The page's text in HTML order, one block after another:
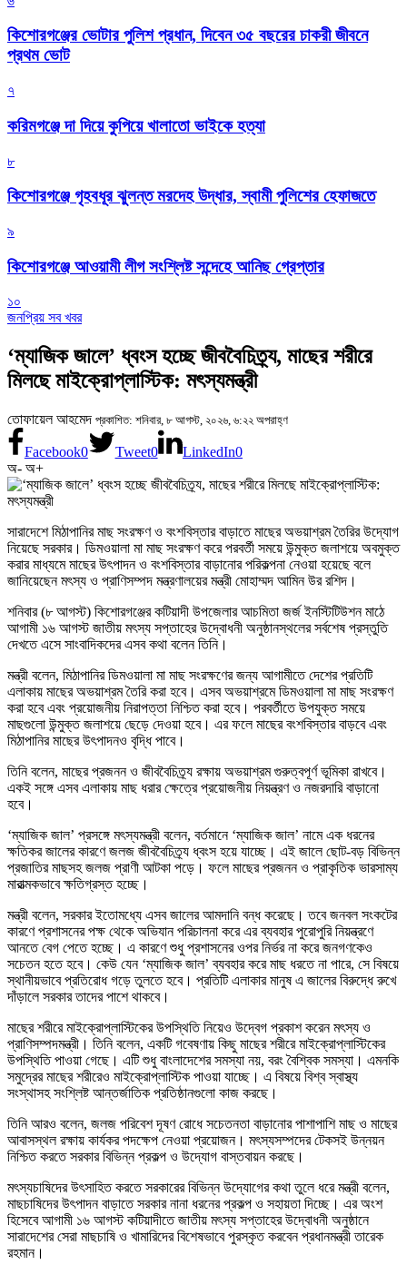
কিশোরগঞ্জের ভোটার পুলিশ প্রধান, দিবেন ৩৫ বছরের চাকরী জীবনে
প্রথম ভোট
৭
করিমগঞ্জে দা দিয়ে কুপিয়ে খালাতো ভাইকে হত্যা
৮
কিশোরগঞ্জে গৃহবধূর ঝুলন্ত মরদেহ উদ্ধার, স্বামী পুলিশের হেফাজতে
৯
কিশোরগঞ্জে আওয়ামী লীগ সংশ্লিষ্ট সন্দেহে আনিছ গ্রেপ্তার
১০
জনপ্রিয় সব খবর
‘ম্যাজিক জালে’ ধ্বংস হচ্ছে জীববৈচিত্র্য, মাছের শরীরে
মিলছে মাইক্রোপ্লাস্টিক: মৎস্যমন্ত্রী
তোফায়েল আহমেদ প্রকাশিত: শনিবার, ৮ আগস্ট, ২০২৬, ৬:২২ অপরাহ্ণ
Facebook0 Tweet0 LinkedIn0
অ- অ+
সারাদেশে মিঠাপানির মাছ সংরক্ষণ ও বংশবিস্তার বাড়াতে মাছের অভয়াশ্রম তৈরির উদ্যোগ
নিয়েছে সরকার। ডিমওয়ালা মা মাছ সংরক্ষণ করে পরবর্তী সময়ে উন্মুক্ত জলাশয়ে অবমুক্ত
করার মাধ্যমে মাছের উৎপাদন ও বংশবিস্তার বাড়ানোর পরিকল্পনা নেওয়া হয়েছে বলে
জানিয়েছেন মৎস্য ও প্রাণিসম্পদ মন্ত্রণালয়ের মন্ত্রী মোহাম্মদ আমিন উর রশিদ।
শনিবার (৮ আগস্ট) কিশোরগঞ্জের কটিয়াদী উপজেলার আচমিতা জর্জ ইনস্টিটিউশন মাঠে
আগামী ১৬ আগস্ট জাতীয় মৎস্য সপ্তাহের উদ্বোধনী অনুষ্ঠানস্থলের সর্বশেষ প্রস্তুতি
দেখতে এসে সাংবাদিকদের এসব কথা বলেন তিনি।
মন্ত্রী বলেন, মিঠাপানির ডিমওয়ালা মা মাছ সংরক্ষণের জন্য আগামীতে দেশের প্রতিটি
এলাকায় মাছের অভয়াশ্রম তৈরি করা হবে। এসব অভয়াশ্রমে ডিমওয়ালা মা মাছ সংরক্ষণ
করা হবে এবং প্রয়োজনীয় নিরাপত্তা নিশ্চিত করা হবে। পরবর্তীতে উপযুক্ত সময়ে
মাছগুলো উন্মুক্ত জলাশয়ে ছেড়ে দেওয়া হবে। এর ফলে মাছের বংশবিস্তার বাড়বে এবং
মিঠাপানির মাছের উৎপাদনও বৃদ্ধি পাবে।
তিনি বলেন, মাছের প্রজনন ও জীববৈচিত্র্য রক্ষায় অভয়াশ্রম গুরুত্বপূর্ণ ভূমিকা রাখবে।
একই সঙ্গে এসব এলাকায় মাছ ধরার ক্ষেত্রে প্রয়োজনীয় নিয়ন্ত্রণ ও নজরদারি বাড়ানো
হবে।
‘ম্যাজিক জাল’ প্রসঙ্গে মৎস্যমন্ত্রী বলেন, বর্তমানে ‘ম্যাজিক জাল’ নামে এক ধরনের
ক্ষতিকর জালের কারণে জলজ জীববৈচিত্র্য ধ্বংস হয়ে যাচ্ছে। এই জালে ছোট-বড় বিভিন্ন
প্রজাতির মাছসহ জলজ প্রাণী আটকা পড়ে। ফলে মাছের প্রজনন ও প্রাকৃতিক ভারসাম্য
মারাত্মকভাবে ক্ষতিগ্রস্ত হচ্ছে।
মন্ত্রী বলেন, সরকার ইতোমধ্যে এসব জালের আমদানি বন্ধ করেছে। তবে জনবল সংকটের
কারণে প্রশাসনের পক্ষ থেকে অভিযান পরিচালনা করে এর ব্যবহার পুরোপুরি নিয়ন্ত্রণে
আনতে বেগ পেতে হচ্ছে। এ কারণে শুধু প্রশাসনের ওপর নির্ভর না করে জনগণকেও
সচেতন হতে হবে। কেউ যেন ‘ম্যাজিক জাল’ ব্যবহার করে মাছ ধরতে না পারে, সে বিষয়ে
স্থানীয়ভাবে প্রতিরোধ গড়ে তুলতে হবে। প্রতিটি এলাকার মানুষ এ জালের বিরুদ্ধে রুখে
দাঁড়ালে সরকার তাদের পাশে থাকবে।
মাছের শরীরে মাইক্রোপ্লাস্টিকের উপস্থিতি নিয়েও উদ্বেগ প্রকাশ করেন মৎস্য ও
প্রাণিসম্পদমন্ত্রী। তিনি বলেন, একটি গবেষণায় কিছু মাছের শরীরে মাইক্রোপ্লাস্টিকের
উপস্থিতি পাওয়া গেছে। এটি শুধু বাংলাদেশের সমস্যা নয়, বরং বৈশ্বিক সমস্যা। এমনকি
সমুদ্রের মাছের শরীরেও মাইক্রোপ্লাস্টিক পাওয়া যাচ্ছে। এ বিষয়ে বিশ্ব স্বাস্থ্য
সংস্থাসহ সংশ্লিষ্ট আন্তর্জাতিক প্রতিষ্ঠানগুলো কাজ করছে।
তিনি আরও বলেন, জলজ পরিবেশ দূষণ রোধে সচেতনতা বাড়ানোর পাশাপাশি মাছ ও মাছের
আবাসস্থল রক্ষায় কার্যকর পদক্ষেপ নেওয়া প্রয়োজন। মৎস্যসম্পদের টেকসই উন্নয়ন
নিশ্চিত করতে সরকার বিভিন্ন প্রকল্প ও উদ্যোগ বাস্তবায়ন করছে।
মৎস্যচাষিদের উৎসাহিত করতে সরকারের বিভিন্ন উদ্যোগের কথা তুলে ধরে মন্ত্রী বলেন,
মাছচাষিদের উৎপাদন বাড়াতে সরকার নানা ধরনের প্রকল্প ও সহায়তা দিচ্ছে। এর অংশ
হিসেবে আগামী ১৬ আগস্ট কটিয়াদীতে জাতীয় মৎস্য সপ্তাহের উদ্বোধনী অনুষ্ঠানে
সারাদেশের সেরা মাছচাষি ও খামারিদের বিশেষভাবে পুরস্কৃত করবেন প্রধানমন্ত্রী তারেক
রহমান।